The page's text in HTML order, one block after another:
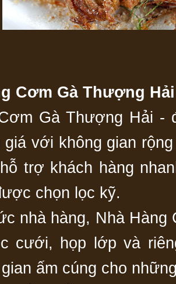
Cơm Gà Thượng Hải
Gà Thượng Hải -
giá với không gian
trợ khách hàng
chọn lọc kỹ.
nhà hàng, Nhà
cưới, họp lớp và
ấm cúng cho